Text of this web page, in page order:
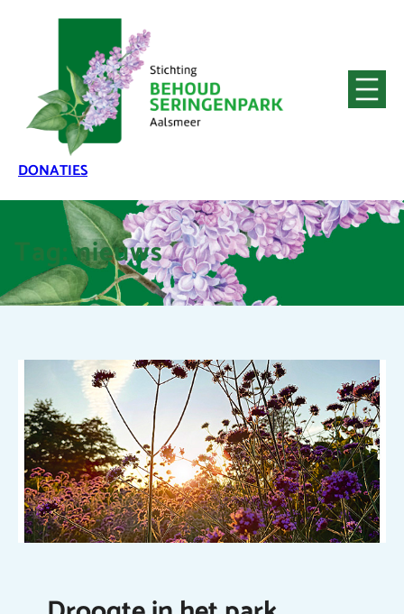
DONATIES
Tag:nieuws